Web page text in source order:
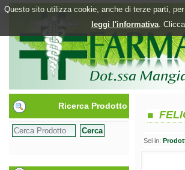
Questo sito utilizza cookie, anche di terze parti,
leggi l'informativa.
Ricerca Prodotto
Sei in: